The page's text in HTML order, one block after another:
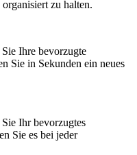
zu halten.
Sie Ihre bevorzugte
Sie in Sekunden ein neues
Sie Ihr bevorzugtes
Sie es bei jeder